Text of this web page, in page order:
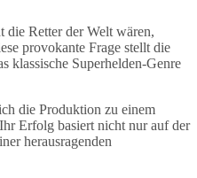
die Retter der Welt wären,
provokante Frage stellt die
klassische Superhelden-Genre
die Produktion zu einem
Erfolg basiert nicht nur auf der
herausragenden